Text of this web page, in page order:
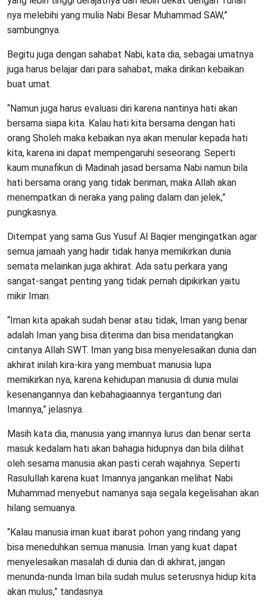
nya melebihi yang mulia Nabi Besar Muhammad SAW,”
sambungnya.
Begitu juga dengan sahabat Nabi, kata dia, sebagai umatnya
juga harus belajar dari para sahabat, maka dirikan kebaikan
buat umat.
“Namun juga harus evaluasi diri karena nantinya hati akan
bersama siapa kita. Kalau hati kita bersama dengan hati
orang Sholeh maka kebaikan nya akan menular kepada hati
kita, karena ini dapat mempengaruhi seseorang. Seperti
kaum munafikun di Madinah jasad bersama Nabi namun bila
hati bersama orang yang tidak beriman, maka Allah akan
menempatkan di neraka yang paling dalam dan jelek,”
pungkasnya.
Ditempat yang sama Gus Yusuf Al Baqier mengingatkan agar
semua jamaah yang hadir tidak hanya memikirkan dunia
semata melainkan juga akhirat. Ada satu perkara yang
sangat-sangat penting yang tidak pernah dipikirkan yaitu
mikir Iman.
“Iman kita apakah sudah benar atau tidak, Iman yang benar
adalah Iman yang bisa diterima dan bisa mendatangkan
cintanya Allah SWT. Iman yang bisa menyelesaikan dunia dan
akhirat inilah kira-kira yang membuat manusia lupa
memikirkan nya, karena kehidupan manusia di dunia mulai
kesenangannya dan kebahagiaannya tergantung dari
Imannya,” jelasnya.
Masih kata dia, manusia yang imannya lurus dan benar serta
masuk kedalam hati akan bahagia hidupnya dan bila dilihat
oleh sesama manusia akan pasti cerah wajahnya. Seperti
Rasulullah karena kuat Imannya jangankan melihat Nabi
Muhammad menyebut namanya saja segala kegelisahan akan
hilang semuanya.
“Kalau manusia iman kuat ibarat pohon yang rindang yang
bisa meneduhkan semua manusia. Iman yang kuat dapat
menyelesaikan masalah di dunia dan di akhirat, jangan
menunda-nunda Iman bila sudah mulus seterusnya hidup kita
akan mulus,” tandasnya.